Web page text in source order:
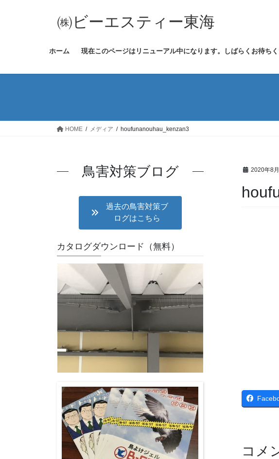
ス
ン
㈱ビーエスティー東海
ホーム 現在このページはリニューアル中になります。しばらくお待ち
HOME メディア houfunanouhau_kenzan3
2020年8
コメ
鳥害対策ブログ
過去の鳥害対策ブ
ログはこちら
カタログダウンロード（無料）